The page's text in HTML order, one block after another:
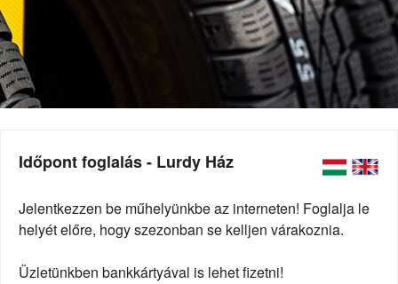
Időpont foglalás - Lurdy Ház
Jelentkezzen be műhelyünkbe az interneten! Foglalja le
helyét előre, hogy szezonban se kelljen várakoznia.
Üzletünkben bankkártyával is lehet fizetni!